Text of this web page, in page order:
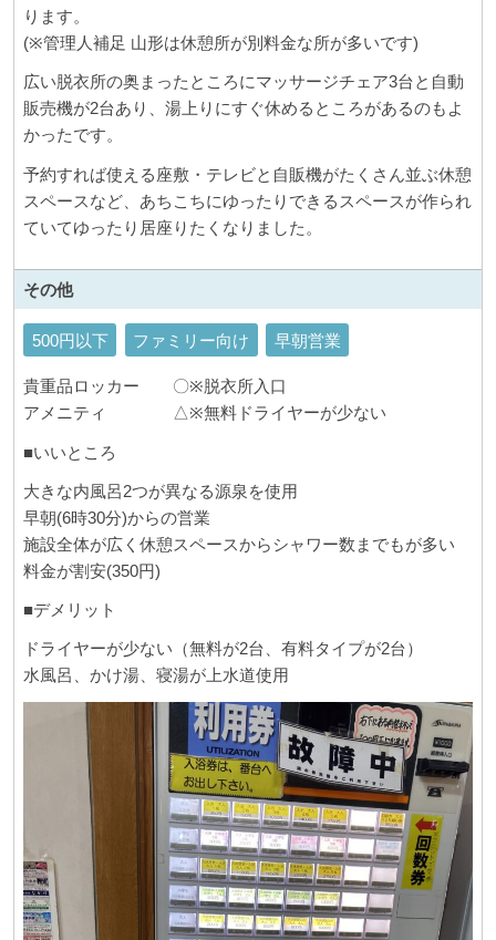
ります。
(※管理人補足 山形は休憩所が別料金な所が多いです)
広い脱衣所の奥まったところにマッサージチェア3台と自動
販売機が2台あり、湯上りにすぐ休めるところがあるのもよ
かったです。
予約すれば使える座敷・テレビと自販機がたくさん並ぶ休憩
スペースなど、あちこちにゆったりできるスペースが作られ
ていてゆったり居座りたくなりました。
その他
500円以下 ファミリー向け 早朝営業
貴重品ロッカー 〇※脱衣所入口
アメニティ △※無料ドライヤーが少ない
■いいところ
大きな内風呂2つが異なる源泉を使用
早朝(6時30分)からの営業
施設全体が広く休憩スペースからシャワー数までもが多い
料金が割安(350円)
■デメリット
ドライヤーが少ない（無料が2台、有料タイプが2台）
水風呂、かけ湯、寝湯が上水道使用